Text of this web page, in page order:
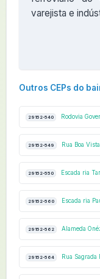
varejista e
Outros CEPs do
29152-540 Rodovia
29152-549 Rua Boa Vista
29152-550 Escada ria
29152-560 Escada ria
29152-562 Alameda
29152-564 Rua Sagrada